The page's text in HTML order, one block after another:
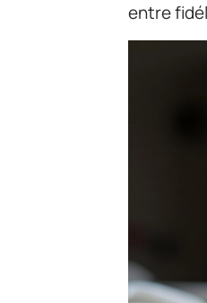
entre